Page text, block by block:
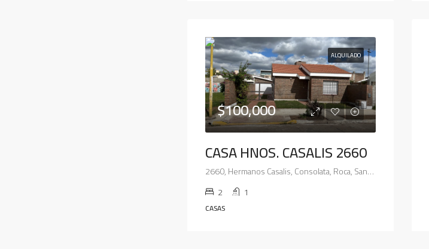
ALQUILADO
$100,000
CASA HNOS. CASALIS 2660
2660, Hermanos Casalis, Consolata, Roca, San Francisco, Municipio de San Francisco, Pedanía Juárez Celman, Departamento San Justo, Córdoba, X2400, Argentina
2
1
CASAS